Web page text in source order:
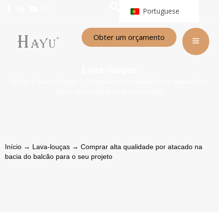
Portuguese
Obter um orçamento
Início → Lava-louças → Comprar alta qualidade por atacado na
bacia do balcão para o seu projeto